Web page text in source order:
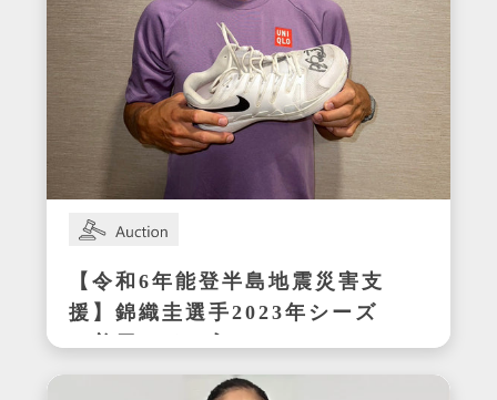
【令和6年能登半島地震災害支
援】錦織圭選手2023年シーズ
ン着用サイン入りテニスシュ
ーズ